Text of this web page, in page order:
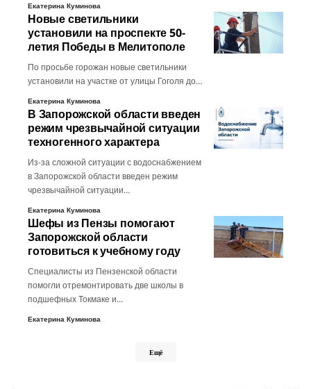
Екатерина Куминова
Новые светильники
установили на проспекте 50-
летия Победы в Мелитополе
По просьбе горожан новые светильники
установили на участке от улицы Гоголя до…
Екатерина Куминова
В Запорожской области введен
режим чрезвычайной ситуации
техногенного характера
Из-за сложной ситуации с водоснабжением
в Запорожской области введен режим
чрезвычайной ситуации…
Екатерина Куминова
Шефы из Пензы помогают
Запорожской области
готовиться к учебному году
Специалисты из Пензенской области
помогли отремонтировать две школы в
подшефных Токмаке и…
Екатерина Куминова
Ещё